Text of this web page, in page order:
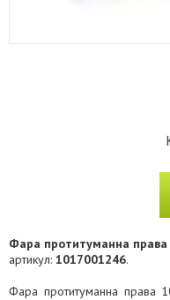
Фара протитуманна права
артикул: 1017001246.
Фара протитуманна права